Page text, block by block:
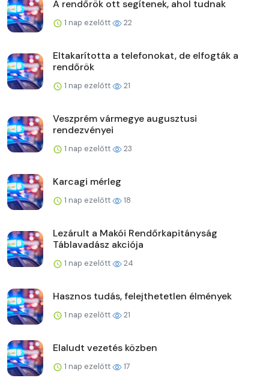
A rendőrök ott segítenek, ahol tudnak
1 nap ezelőtt 22
Eltakarította a telefonokat, de elfogták a
rendőrök
1 nap ezelőtt 21
Veszprém vármegye augusztusi
rendezvényei
1 nap ezelőtt 23
Karcagi mérleg
1 nap ezelőtt 18
Lezárult a Makói Rendőrkapitányság
Táblavadász akciója
1 nap ezelőtt 24
Hasznos tudás, felejthetetlen élmények
1 nap ezelőtt 21
Elaludt vezetés közben
1 nap ezelőtt 17